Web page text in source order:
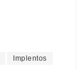
Implentos